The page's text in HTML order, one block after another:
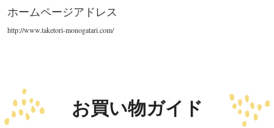
ホームページアドレス
http://www.taketori-monogatari.com/
お買い物ガイド